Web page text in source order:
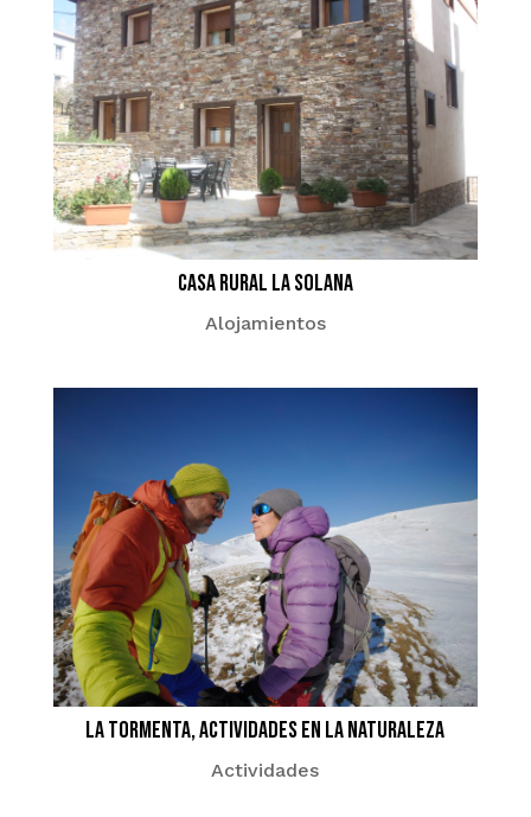
Casa rural la Solana
Alojamientos
La Tormenta, actividades en la naturaleza
Actividades